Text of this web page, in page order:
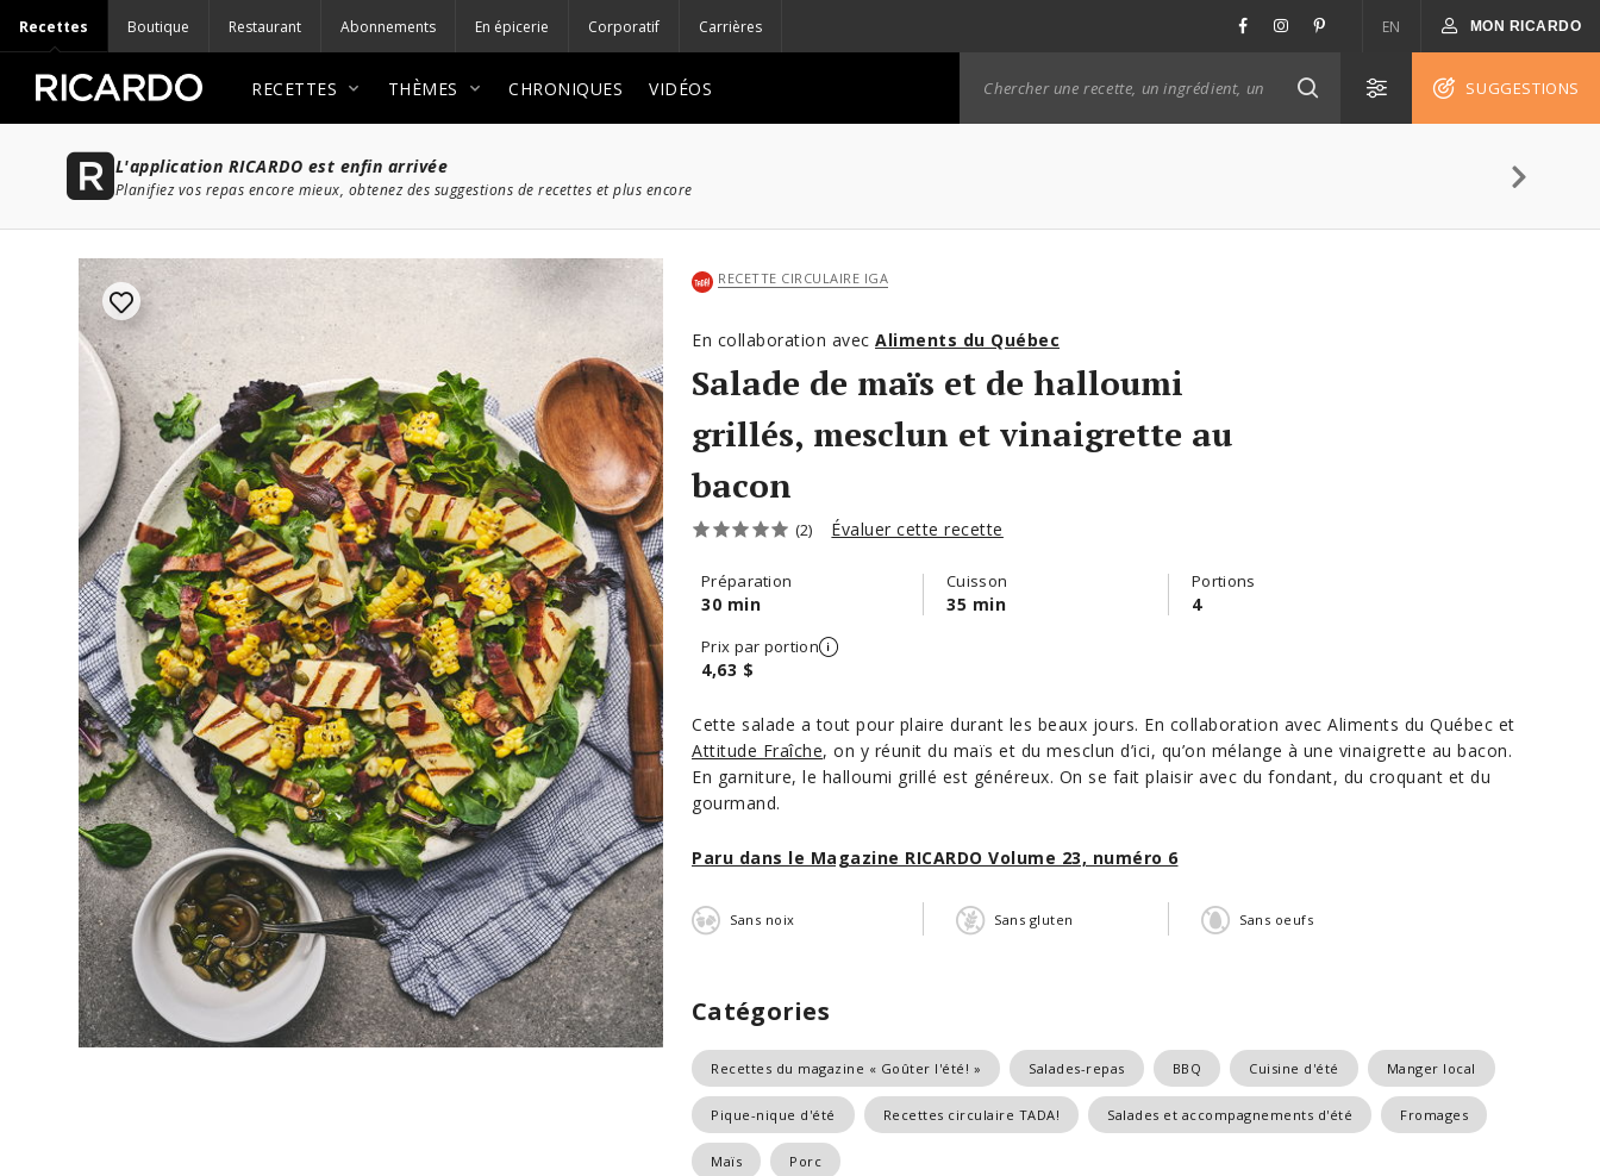
Recettes Boutique Restaurant Abonnements En épicerie Corporatif Carrières EN MON RICARDO
RECETTES THÈMES CHRONIQUES VIDÉOS SUGGESTIONS
L'application RICARDO est enfin arrivée
Planifiez vos repas encore mieux, obtenez des suggestions de recettes et plus encore
RECETTE CIRCULAIRE IGA
En collaboration avec Aliments du Québec
Salade de maïs et de halloumi
grillés, mesclun et vinaigrette au
bacon
(2) Évaluer cette recette
Préparation
30 min
Cuisson
35 min
Portions
4
Prix par portion
4,63 $
Cette salade a tout pour plaire durant les beaux jours. En collaboration avec Aliments du Québec et
Attitude Fraîche, on y réunit du maïs et du mesclun d’ici, qu’on mélange à une vinaigrette au bacon.
En garniture, le halloumi grillé est généreux. On se fait plaisir avec du fondant, du croquant et du
gourmand.
Paru dans le Magazine RICARDO Volume 23, numéro 6
Sans noix Sans gluten Sans oeufs
Catégories
Recettes du magazine « Goûter l'été! » Salades-repas BBQ Cuisine d'été Manger local
Pique-nique d'été Recettes circulaire TADA! Salades et accompagnements d'été Fromages
Maïs Porc